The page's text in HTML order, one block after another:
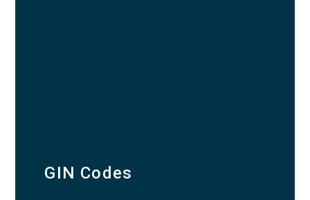
GIN Codes